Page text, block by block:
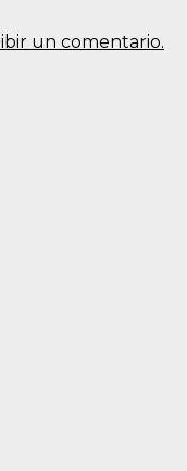
un comentario.